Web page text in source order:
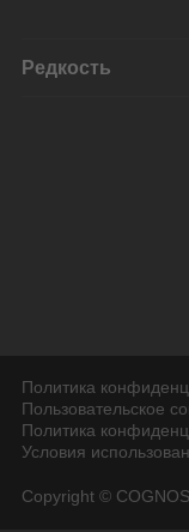
Редкость
Политика
Пользовательское
Политика
Условия
Copyright ©